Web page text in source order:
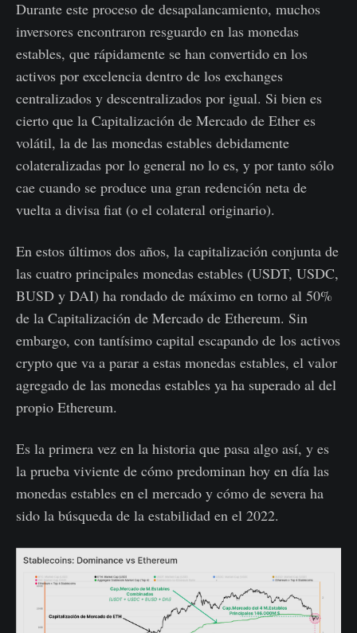
Durante este proceso de desapalancamiento, muchos
inversores encontraron resguardo en las monedas
estables, que rápidamente se han convertido en los
activos por excelencia dentro de los exchanges
centralizados y descentralizados por igual. Si bien es
cierto que la Capitalización de Mercado de Ether es
volátil, la de las monedas estables debidamente
colateralizadas por lo general no lo es, y por tanto sólo
cae cuando se produce una gran redención neta de
vuelta a divisa fiat (o el colateral originario).
En estos últimos dos años, la capitalización conjunta de
las cuatro principales monedas estables (USDT, USDC,
BUSD y DAI) ha rondado de máximo en torno al 50%
de la Capitalización de Mercado de Ethereum. Sin
embargo, con tantísimo capital escapando de los activos
crypto que va a parar a estas monedas estables, el valor
agregado de las monedas estables ya ha superado al del
propio Ethereum.
Es la primera vez en la historia que pasa algo así, y es
la prueba viviente de cómo predominan hoy en día las
monedas estables en el mercado y cómo de severa ha
sido la búsqueda de la estabilidad en el 2022.